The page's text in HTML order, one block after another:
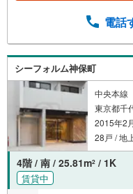
ての対策はお任
い合わせください
わたり、得られ
料等については、
で、空室または所
賃料相場に基づ
電話
シーフォルム神保町
中央本線
東京都千
2015年2
28戸 / 地
4階 / 南 / 25.81m2 / 1K
賃貸中